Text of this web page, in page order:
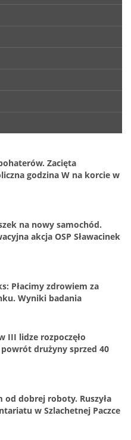
Zacięta
godzina W na korcie w
na nowy samochód.
akcja OSP Sławacinek
Płacimy zdrowiem za
Wyniki badania
III lidze rozpoczęło
drużyny sprzed 40
od dobrej roboty. Ruszyła
w Szlachetnej Paczce